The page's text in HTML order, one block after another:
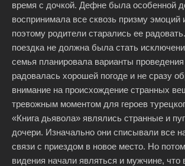
время с дочкой. Дефне была особенной
воспринимала все сквозь призму эмоций
поэтому родители старались ее
поездка не должна была стать
семья планировала варианты проведения
радовалась хорошей погоде и не сразу
внимание на происхождение странных
тревожным моментом для героев
«Книга дьявола» являлись странные и
дочери. Изначально они списывали все
связи с приездом в новое место. Но
видения начали являться и мужчине,